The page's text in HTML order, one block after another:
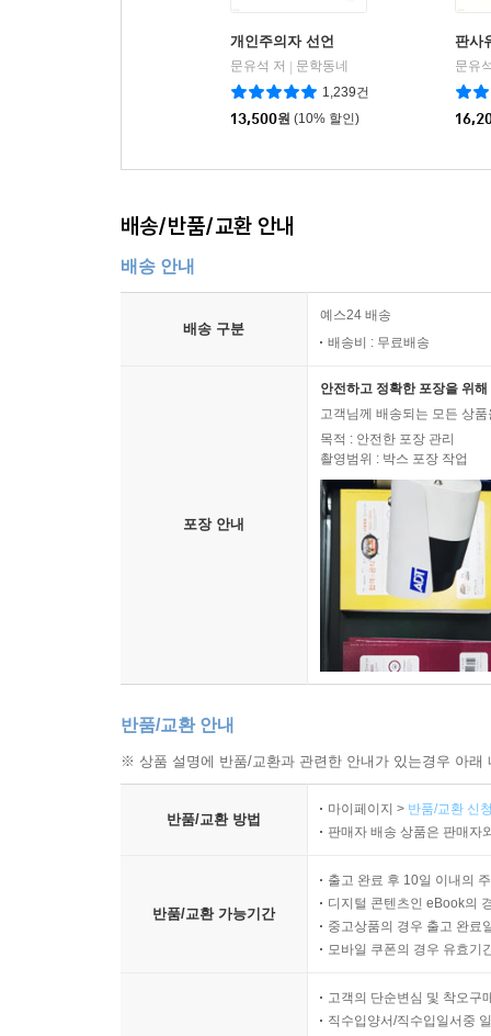
개인주의자 선언
문유석 저
문학동네
1,239건
13,500원 (10% 할인)
판사
문유
배송/반품/교환 안내
배송 안내
배송 구분
예스24 배송
배송비 : 무료배송
포장 안내
안전하고 정확한 포장을 위
고객님께 배송되는 모든 상
목적 : 안전한 포장 관리
촬영범위 : 박스 포장 작업
반품/교환 안내
※ 상품 설명에 반품/교환과 관련한 안내가 있는경우 아
반품/교환 방법
마이페이지 > 반품/교환 신
판매자 배송 상품은 판매자
반품/교환 가능기간
출고 완료 후 10일 이내의
디지털 콘텐츠인 eBook의
중고상품의 경우 출고 완료
모바일 쿠폰의 경우 유효기
고객의 단순변심 및 착오구
직수입양서/직수입일서중